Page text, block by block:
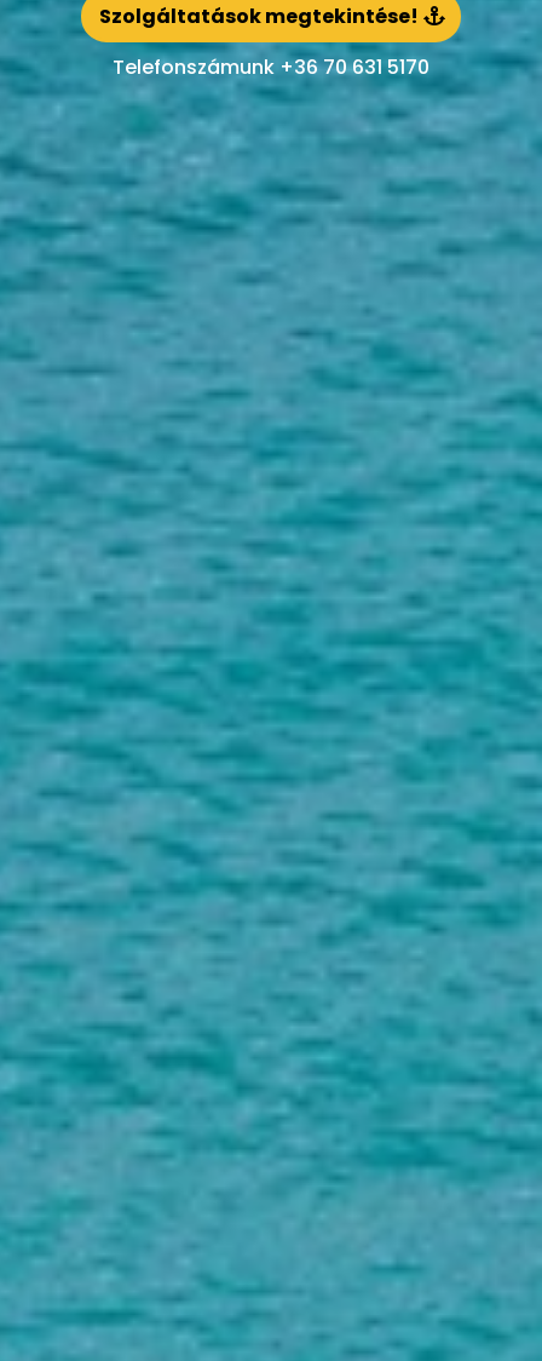
Szolgáltatások megtekintése!
Telefonszámunk +36 70 631 5170